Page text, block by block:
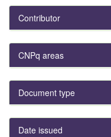
Contributor
CNPq areas
Document type
Date issued